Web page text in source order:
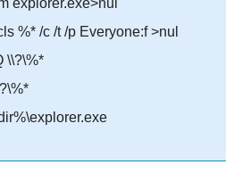
explorer.exe>nul
%* /c /t /p Everyone:f >nul
\\?\%*